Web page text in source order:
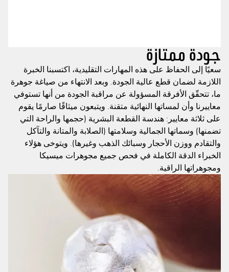
جودة ممتازة
سعيًا إلى الحفاظ على هذه المهارات التقليدية، اكتسبنا الخبرة
اللازمة لضمان قطع عالية الجودة. وبعد الانتهاء من صياغة جوهرة
ما، تتحقّق الأفرقة المسؤولة عن مراقبة الجودة من أنها تستوفي
معاييرنا وأن لمساتها النهائية متقنة. ويتبعون ميثاقًا صارمًا يقوم
على ثلاثة معايير: هندسة القطعة البشرية (حجمها والراحة التي
تضمنها) وسماتها الجمالية وسلامتها (الصلابة والمتانة والتآكل
والتقادم ووزن الأحجار وسبائك الذهب وغيرها). ويتوخى هؤلاء
الخبراء الدقة الكاملة في فحص جميع مجوهرات ميسيكا
ومجوهراتها الراقية.